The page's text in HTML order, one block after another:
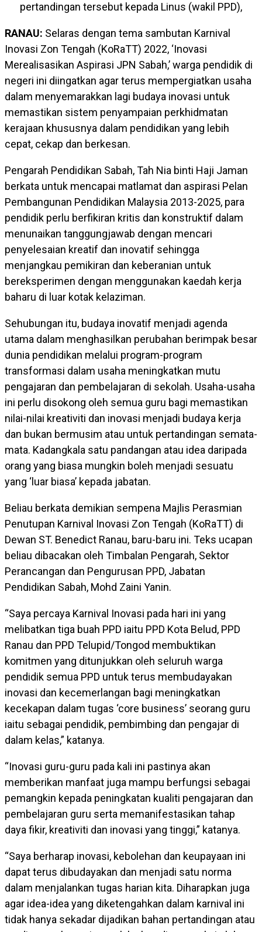
pertandingan tersebut kepada Linus (wakil PPD),
RANAU: Selaras dengan tema sambutan Karnival
Inovasi Zon Tengah (KoRaTT) 2022, ‘Inovasi
Merealisasikan Aspirasi JPN Sabah,’ warga pendidik di
negeri ini diingatkan agar terus mempergiatkan usaha
dalam menyemarakkan lagi budaya inovasi untuk
memastikan sistem penyampaian perkhidmatan
kerajaan khususnya dalam pendidikan yang lebih
cepat, cekap dan berkesan.
Pengarah Pendidikan Sabah, Tah Nia binti Haji Jaman
berkata untuk mencapai matlamat dan aspirasi Pelan
Pembangunan Pendidikan Malaysia 2013-2025, para
pendidik perlu berfikiran kritis dan konstruktif dalam
menunaikan tanggungjawab dengan mencari
penyelesaian kreatif dan inovatif sehingga
menjangkau pemikiran dan keberanian untuk
bereksperimen dengan menggunakan kaedah kerja
baharu di luar kotak kelaziman.
Sehubungan itu, budaya inovatif menjadi agenda
utama dalam menghasilkan perubahan berimpak besar
dunia pendidikan melalui program-program
transformasi dalam usaha meningkatkan mutu
pengajaran dan pembelajaran di sekolah. Usaha-usaha
ini perlu disokong oleh semua guru bagi memastikan
nilai-nilai kreativiti dan inovasi menjadi budaya kerja
dan bukan bermusim atau untuk pertandingan semata-
mata. Kadangkala satu pandangan atau idea daripada
orang yang biasa mungkin boleh menjadi sesuatu
yang ‘luar biasa’ kepada jabatan.
Beliau berkata demikian sempena Majlis Perasmian
Penutupan Karnival Inovasi Zon Tengah (KoRaTT) di
Dewan ST. Benedict Ranau, baru-baru ini. Teks ucapan
beliau dibacakan oleh Timbalan Pengarah, Sektor
Perancangan dan Pengurusan PPD, Jabatan
Pendidikan Sabah, Mohd Zaini Yanin.
“Saya percaya Karnival Inovasi pada hari ini yang
melibatkan tiga buah PPD iaitu PPD Kota Belud, PPD
Ranau dan PPD Telupid/Tongod membuktikan
komitmen yang ditunjukkan oleh seluruh warga
pendidik semua PPD untuk terus membudayakan
inovasi dan kecemerlangan bagi meningkatkan
kecekapan dalam tugas ‘core business’ seorang guru
iaitu sebagai pendidik, pembimbing dan pengajar di
dalam kelas,” katanya.
“Inovasi guru-guru pada kali ini pastinya akan
memberikan manfaat juga mampu berfungsi sebagai
pemangkin kepada peningkatan kualiti pengajaran dan
pembelajaran guru serta memanifestasikan tahap
daya fikir, kreativiti dan inovasi yang tinggi,” katanya.
“Saya berharap inovasi, kebolehan dan keupayaan ini
dapat terus dibudayakan dan menjadi satu norma
dalam menjalankan tugas harian kita. Diharapkan juga
agar idea-idea yang diketengahkan dalam karnival ini
tidak hanya sekadar dijadikan bahan pertandingan atau